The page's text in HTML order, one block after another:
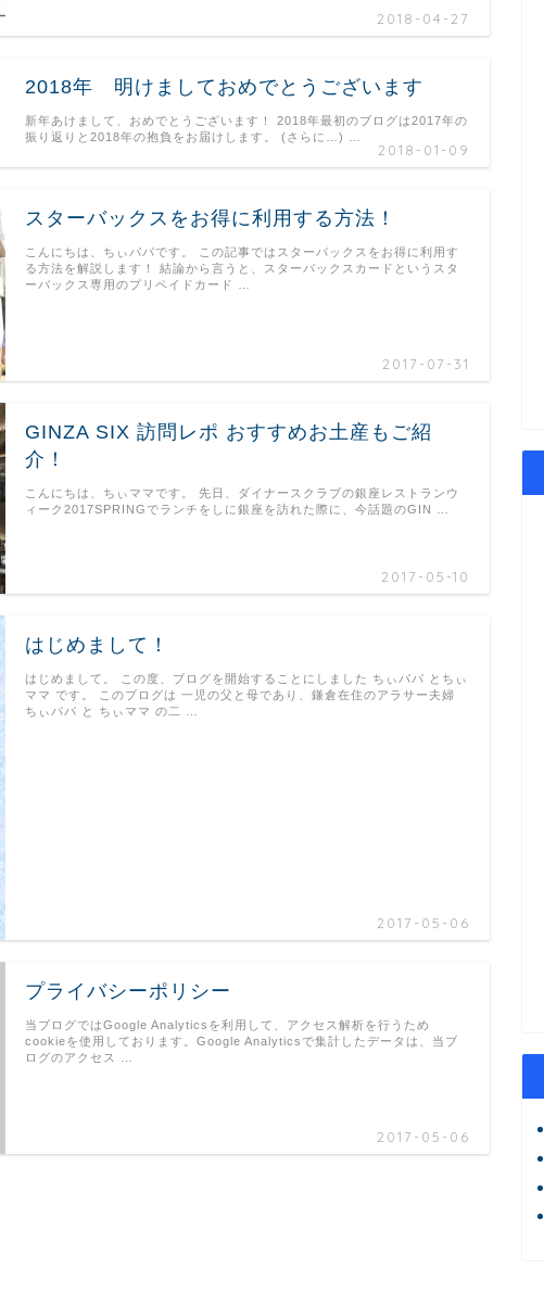
2018-04-27
2018年 明けましておめでとうございます
2018-01-09
新年あけまして、おめでとうございます！ 2018年最初のブログは2017年の
振り返りと2018年の抱負をお届けします。 (さらに…) …
スターバックスをお得に利用する方法！
2017-07-31
こんにちは、ちぃパパです。 この記事ではスターバックスをお得に利用す
る方法を解説します！ 結論から言うと、スターバックスカードというスタ
ーバックス専用のプリペイドカード …
GINZA SIX 訪問レポ おすすめお土産もご紹
介！
2017-05-10
こんにちは、ちぃママです。 先日、ダイナースクラブの銀座レストランウ
ィーク2017SPRINGでランチをしに銀座を訪れた際に、今話題のGIN …
はじめまして！
2017-05-06
はじめまして。 この度、ブログを開始することにしました ちぃパパ とちぃ
ママ です。 このブログは 一児の父と母であり、鎌倉在住のアラサー夫婦
ちぃパパ と ちぃママ の二 …
プライバシーポリシー
2017-05-06
当ブログではGoogle Analyticsを利用して、アクセス解析を行うため
cookieを使用しております。Google Analyticsで集計したデータは、当ブ
ログのアクセス …